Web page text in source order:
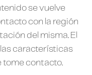
se vuelve
con la región
del misma. El
características
tome contacto.